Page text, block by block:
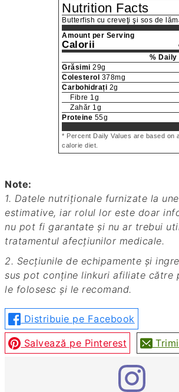
Nutrition Facts
Butterfish cu creveţi şi sos de
Amount per Serving
Calorii
% Daily
Grăsimi 29g
Colesterol 378mg
Carbohidrați 2g
Fibre 1g
Zahăr 1g
Proteine 55g
* Percent Daily Values are based on
calorie diet.
Note:
1. Datele nutriționale furnizate la unele rețete sunt
estimative, iar rolul lor este doar
nu pot fi garantate și nu ar trebui
tratamentul afecțiunilor medicale.
2. Secțiunile de echipamente și ingrediente de mai
sus pot conține linkuri afiliate către
le folosesc și le recomand.
Distribuie pe Facebook
Salvează pe Pinterest